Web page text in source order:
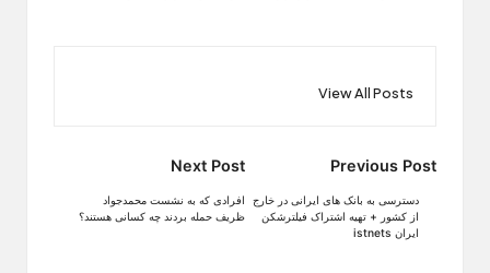
View All Posts
Post
navigation
Previous Post
دسترسی به بانک های ایرانی در خارج
از کشور + تهیه اشتراک فیلترشکن
ایران istnets
Next Post
افرادی که به نشست محمدجواد
ظریف حمله بردند چه کسانی هستند؟